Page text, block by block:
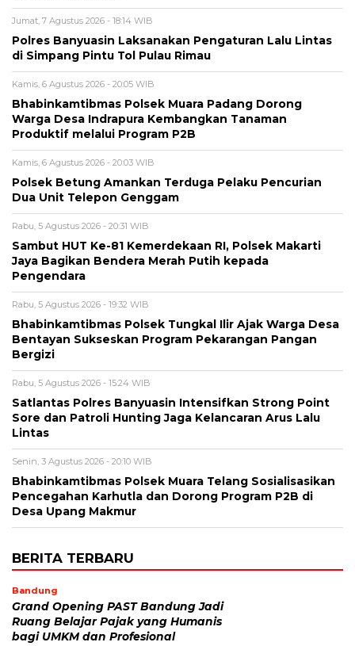
Jumat, 7 Agustus 2026 - 18:14 WIB
Polres Banyuasin Laksanakan Pengaturan Lalu Lintas
di Simpang Pintu Tol Pulau Rimau
Kamis, 6 Agustus 2026 - 20:05 WIB
Bhabinkamtibmas Polsek Muara Padang Dorong
Warga Desa Indrapura Kembangkan Tanaman
Produktif melalui Program P2B
Kamis, 6 Agustus 2026 - 20:03 WIB
Polsek Betung Amankan Terduga Pelaku Pencurian
Dua Unit Telepon Genggam
Rabu, 5 Agustus 2026 - 20:31 WIB
Sambut HUT Ke-81 Kemerdekaan RI, Polsek Makarti
Jaya Bagikan Bendera Merah Putih kepada
Pengendara
Rabu, 5 Agustus 2026 - 19:32 WIB
Bhabinkamtibmas Polsek Tungkal Ilir Ajak Warga Desa
Bentayan Sukseskan Program Pekarangan Pangan
Bergizi
Rabu, 5 Agustus 2026 - 15:24 WIB
Satlantas Polres Banyuasin Intensifkan Strong Point
Sore dan Patroli Hunting Jaga Kelancaran Arus Lalu
Lintas
Senin, 3 Agustus 2026 - 20:10 WIB
Bhabinkamtibmas Polsek Muara Telang Sosialisasikan
Pencegahan Karhutla dan Dorong Program P2B di
Desa Upang Makmur
BERITA TERBARU
Bandung
Grand Opening PAST Bandung Jadi
Ruang Belajar Pajak yang Humanis
bagi UMKM dan Profesional